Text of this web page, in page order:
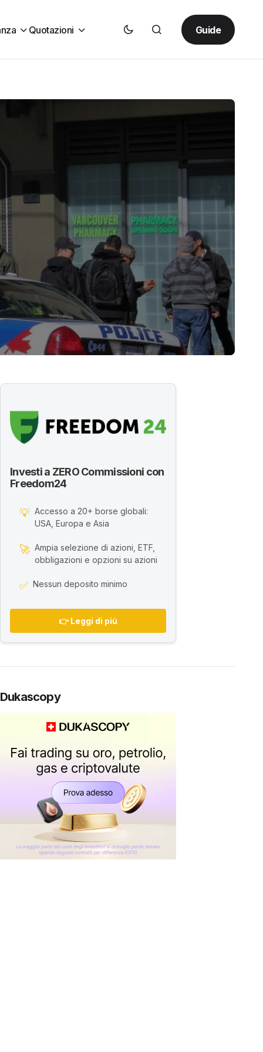
Quotazioni Guide
Investi a ZERO Commissioni con
Freedom24
💡 Accesso a 20+ borse globali:
USA, Europa e Asia
🚀 Ampia selezione di azioni, ETF,
obbligazioni e opzioni su azioni
✅ Nessun deposito minimo
👉 Leggi di più
Dukascopy